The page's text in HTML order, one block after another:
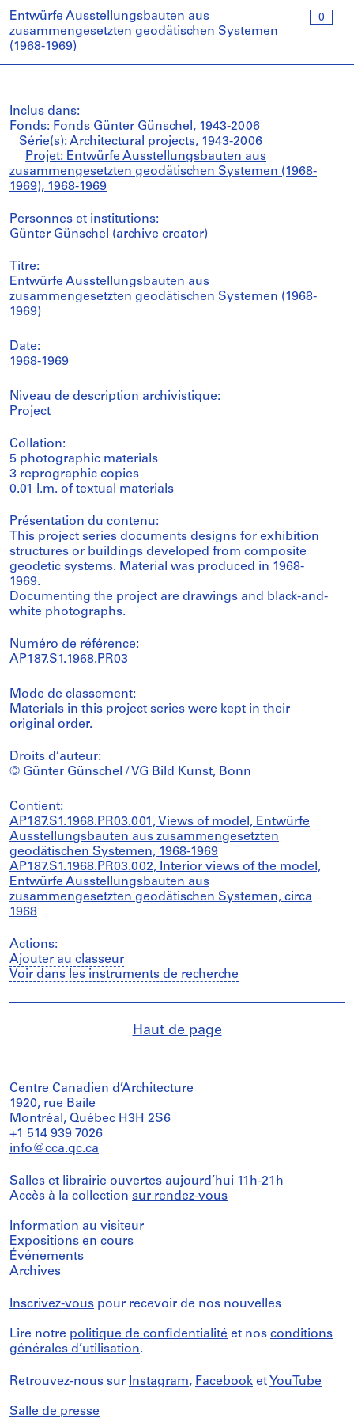
0
Entwürfe Ausstellungsbauten aus
zusammengesetzten geodätischen Systemen
(1968-1969)
Inclus dans:
Fonds: Fonds Günter Günschel, 1943-2006
Série(s): Architectural projects, 1943-2006
Projet: Entwürfe Ausstellungsbauten aus
zusammengesetzten geodätischen Systemen (1968-
1969), 1968-1969
Personnes et institutions:
Günter Günschel (archive creator)
Titre:
Entwürfe Ausstellungsbauten aus
zusammengesetzten geodätischen Systemen (1968-
1969)
Date:
1968-1969
Niveau de description archivistique:
Project
Collation:
5 photographic materials
3 reprographic copies
0.01 l.m. of textual materials
Présentation du contenu:
This project series documents designs for exhibition
structures or buildings developed from composite
geodetic systems. Material was produced in 1968-
1969.
Documenting the project are drawings and black-and-
white photographs.
Numéro de référence:
AP187.S1.1968.PR03
Mode de classement:
Materials in this project series were kept in their
original order.
Droits d’auteur:
© Günter Günschel / VG Bild Kunst, Bonn
Contient:
AP187.S1.1968.PR03.001, Views of model, Entwürfe
Ausstellungsbauten aus zusammengesetzten
geodätischen Systemen, 1968-1969
AP187.S1.1968.PR03.002, Interior views of the model,
Entwürfe Ausstellungsbauten aus
zusammengesetzten geodätischen Systemen, circa
1968
Actions:
Ajouter au classeur
Voir dans les instruments de recherche
Haut de page
Centre Canadien d’Architecture
1920, rue Baile
Montréal, Québec H3H 2S6
+1 514 939 7026
info@cca.qc.ca
Salles et librairie ouvertes aujourd’hui 11h-21h
Accès à la collection sur rendez-vous
Information au visiteur
Expositions en cours
Événements
Archives
Inscrivez-vous pour recevoir de nos nouvelles
Lire notre politique de confidentialité et nos conditions
générales d’utilisation.
Retrouvez-nous sur Instagram, Facebook et YouTube
Salle de presse